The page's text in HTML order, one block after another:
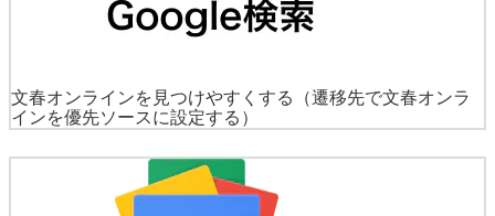
文春オンラインを見つけやすくする
（遷移先で文春オンラ
インを優先ソースに設定する）